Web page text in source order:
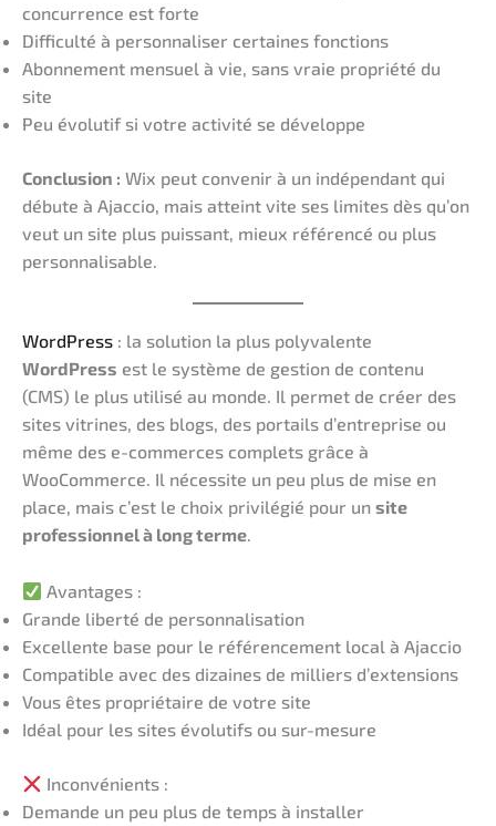
concurrence est forte
Difficulté à personnaliser certaines fonctions
Abonnement mensuel à vie, sans vraie propriété du
site
Peu évolutif si votre activité se développe
Conclusion : Wix peut convenir à un indépendant qui
débute à Ajaccio, mais atteint vite ses limites dès qu’on
veut un site plus puissant, mieux référencé ou plus
personnalisable.
WordPress : la solution la plus polyvalente
WordPress est le système de gestion de contenu
(CMS) le plus utilisé au monde. Il permet de créer des
sites vitrines, des blogs, des portails d’entreprise ou
même des e-commerces complets grâce à
WooCommerce. Il nécessite un peu plus de mise en
place, mais c’est le choix privilégié pour un site
professionnel à long terme.
Avantages :
Grande liberté de personnalisation
Excellente base pour le référencement local à Ajaccio
Compatible avec des dizaines de milliers d’extensions
Vous êtes propriétaire de votre site
Idéal pour les sites évolutifs ou sur-mesure
Inconvénients :
Demande un peu plus de temps à installer